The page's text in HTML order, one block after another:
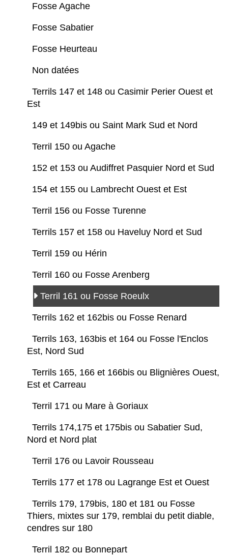
Fosse Agache
Fosse Sabatier
Fosse Heurteau
Non datées
Terrils 147 et 148 ou Casimir Perier Ouest et
Est
149 et 149bis ou Saint Mark Sud et Nord
Terril 150 ou Agache
152 et 153 ou Audiffret Pasquier Nord et Sud
154 et 155 ou Lambrecht Ouest et Est
Terril 156 ou Fosse Turenne
Terrils 157 et 158 ou Haveluy Nord et Sud
Terril 159 ou Hérin
Terril 160 ou Fosse Arenberg
Terril 161 ou Fosse Roeulx
Terrils 162 et 162bis ou Fosse Renard
Terrils 163, 163bis et 164 ou Fosse l'Enclos
Est, Nord Sud
Terrils 165, 166 et 166bis ou Blignières Ouest,
Est et Carreau
Terril 171 ou Mare à Goriaux
Terrils 174,175 et 175bis ou Sabatier Sud,
Nord et Nord plat
Terril 176 ou Lavoir Rousseau
Terrils 177 et 178 ou Lagrange Est et Ouest
Terrils 179, 179bis, 180 et 181 ou Fosse
Thiers, mixtes sur 179, remblai du petit diable,
cendres sur 180
Terril 182 ou Bonnepart